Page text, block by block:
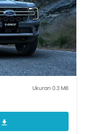
Ukuran 0.3 MB